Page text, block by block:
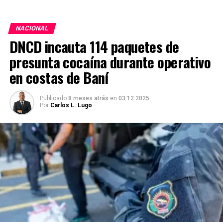
NACIONAL
DNCD incauta 114 paquetes de
presunta cocaína durante operativo
en costas de Baní
Publicado 8 meses atrás en 03.12.2025
Por Carlos L. Lugo